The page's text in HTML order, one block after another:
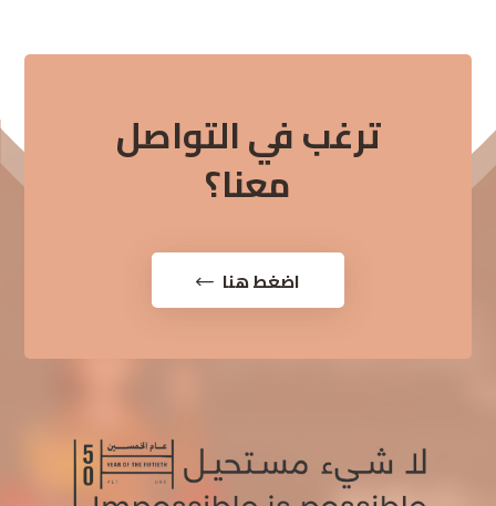
ترغب في التواصل
معنا؟
اضغط هنا